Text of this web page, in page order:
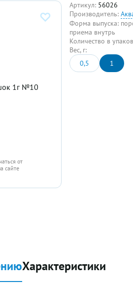
от
сайте
Артикул: 56026
Производитель:
Форма выпуска:
приема внутрь
Количество в
Вес, г:
0,5
1
Характеристики